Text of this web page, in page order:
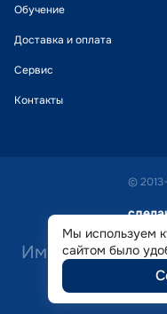
Обучение
Доставка и оплата
Сервис
Контакты
©
Имеются
Мы используем
сайтом было